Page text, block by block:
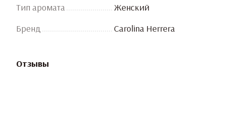
Тип аромата
Женский
Бренд
Carolina Herrera
Отзывы